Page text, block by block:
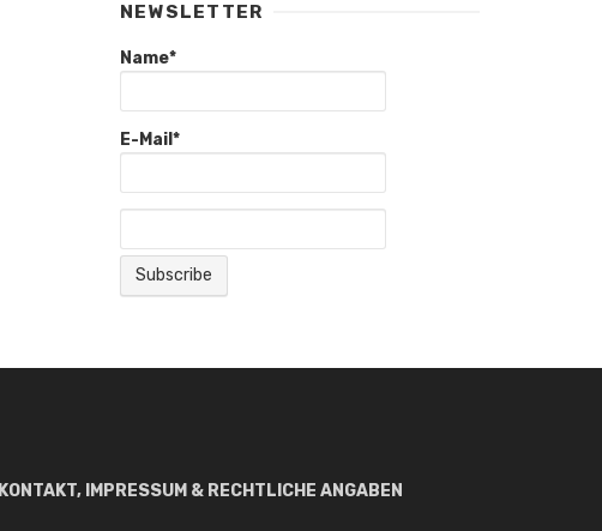
NEWSLETTER
Name*
E-Mail*
KONTAKT, IMPRESSUM & RECHTLICHE ANGABEN